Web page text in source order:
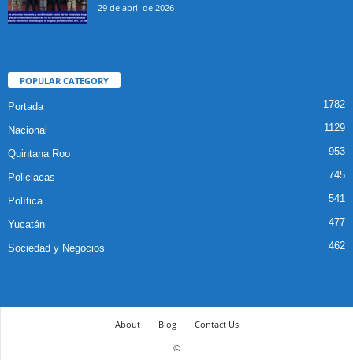
29 de abril de 2026
POPULAR CATEGORY
Portada 1782
Nacional 1129
Quintana Roo 953
Policiacas 745
Política 541
Yucatán 477
Sociedad y Negocios 462
About Blog
Contact Us
©